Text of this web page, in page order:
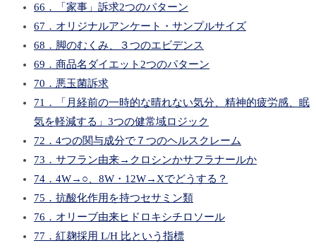
66．「家事」訴求2つのパターン
67．オリジナルアンケート・サンプルサイズ
68．脚のむくみ、３つのエビデンス
69．商品名ダイエット2つのパターン
70．悪玉菌訴求
71．「月経前の一時的な晴れない気分、精神的疲労感、眠
気を軽減する」3つの健常域ロジック
72．4つの関与成分で７つのヘルスクレーム
73．サフラン由来→クロシンかサフラナールか
74．4W→○、8W・12W→Xでどうする？
75．抗酸化作用を持つセサミン類
76．オリーブ由来ヒドロキシチロソール
77．紅麹採用 L/H 比という指標